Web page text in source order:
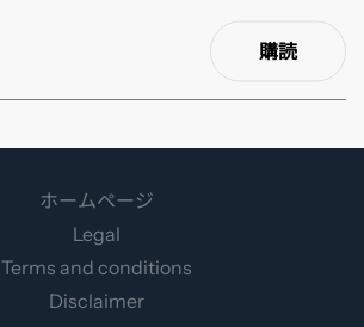
購読
ホームページ
Legal
Terms and conditions
Disclaimer